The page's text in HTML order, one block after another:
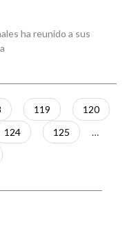
ha reunido a sus
Página
119 Página
120
Página
124 Página
125
…